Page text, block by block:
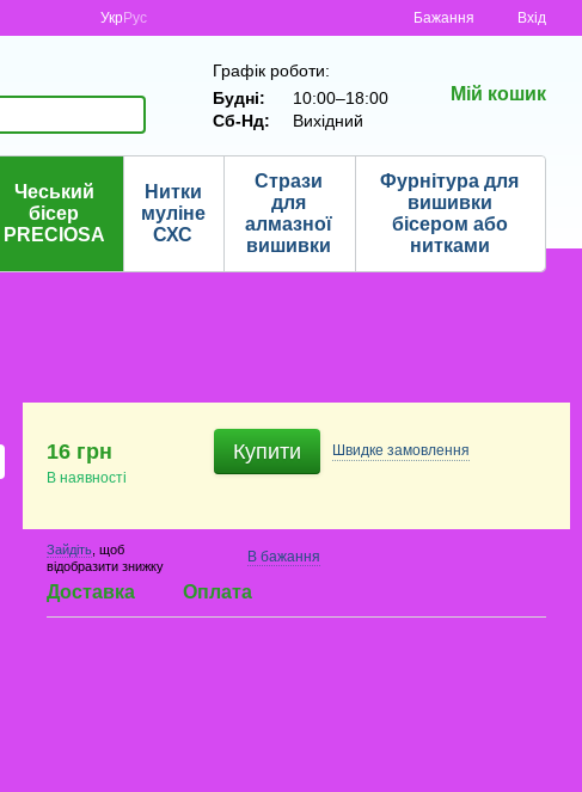
УкрРус Бажання Вхід
Графік роботи:
Будні:
10:00–18:00
Сб-Нд:
Вихідний
Мій кошик
Чеський
бісер
PRECIOSA
Нитки
муліне
СХС
Стрази
для
алмазної
вишивки
Фурнітура для
вишивки
бісером або
нитками
16 грн
В наявності
Купити Швидке замовлення
Зайдіть , щоб
відобразити знижку
В бажання
Доставка Оплата